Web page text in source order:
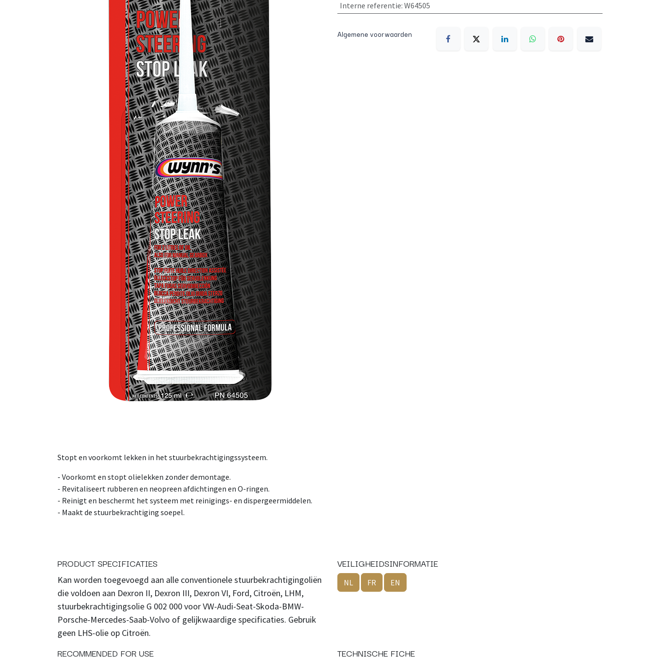
Interne referentie: W64505
Algemene voorwaarden
Stopt en voorkomt lekken in het stuurbekrachtigingssysteem.
- Voorkomt en stopt olielekken zonder demontage.
- Revitaliseert rubberen en neopreen afdichtingen en O-ringen.
- Reinigt en beschermt het systeem met reinigings- en dispergeermiddelen.
- Maakt de stuurbekrachtiging soepel.
PRODUCT SPECIFICATIES
Kan worden toegevoegd aan alle conventionele stuurbekrachtigingoliën
die voldoen aan Dexron II, Dexron III, Dexron VI, Ford, Citroën, LHM,
stuurbekrachtigingsolie G 002 000 voor VW-Audi-Seat-Skoda-BMW-
Porsche-Mercedes-Saab-Volvo of gelijkwaardige specificaties. Gebruik
geen LHS-olie op Citroën.
VEILIGHEIDSINFORMATIE
NL FR EN
RECOMMENDED FOR USE TECHNISCHE FICHE